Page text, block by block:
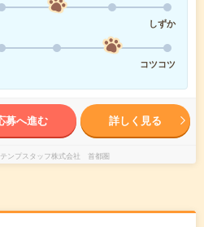
しずか
コツコツ
募へ進む 詳しく見る
ンプスタッフ株式会社 首都圏